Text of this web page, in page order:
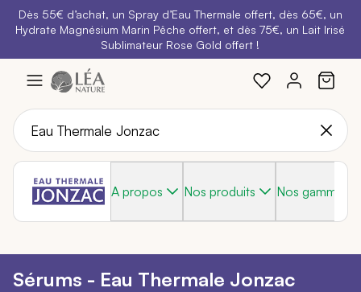
Belle semaine : Profitez de-25% + Livraison offertedès 30€
d'achat avec le codeBELLEBIO
BRADERIE :-40% sur une sélection de produits
Dès 55€ d’achat, un Spray d’Eau Thermale offert, dès 65€, un
Hydrate Magnésium Marin Pêche offert, et dès 75€, un Lait Irisé
Sublimateur Rose Gold offert !
A propos Nos produits Nos gammes
Sérums - Eau Thermale Jonzac